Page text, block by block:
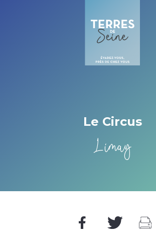
Le Circus
Limay